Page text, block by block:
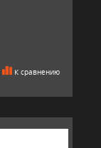
К сравнению